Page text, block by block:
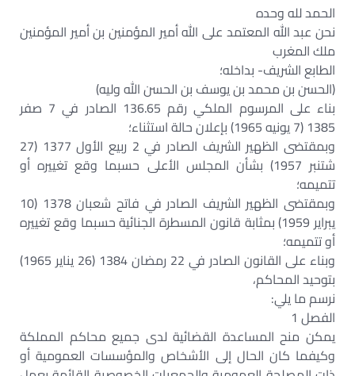
الحمد لله وحده
نحن عبد الله المعتمد على الله أمير المؤمنين بن أمير المؤمنين
ملك المغرب
الطابع الشريف- بداخله؛
(الحسن بن محمد بن يوسف بن الحسن الله وليه)
بناء على المرسوم الملكي رقم 136.65 الصادر في 7 صفر
1385 (7 يونيه 1965) بإعلان حالة استثناء؛
وبمقتضى الظهير الشريف الصادر في 2 ربيع الأول 1377 (27
شتنبر 1957) بشأن المجلس الأعلى حسبما وقع تغييره أو
تتميمه؛
وبمقتضى الظهير الشريف الصادر في فاتح شعبان 1378 (10
يبراير 1959) بمثابة قانون المسطرة الجنائية حسبما وقع تغييره
أو تتميمه؛
وبناء على القانون الصادر في 22 رمضان 1384 (26 يناير 1965)
بتوحيد المحاكم،
نرسم ما يلي:
الفصل 1
يمكن منح المساعدة القضائية لدى جميع محاكم المملكة
وكيفما كان الحال إلى الأشخاص والمؤسسات العمومية أو